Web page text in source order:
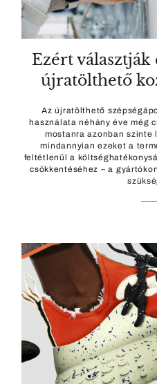
Ezért
újratölthető
Az újratölthető
használata néhány éve még
mostanra azonban
mindannyian ezeket a
feltétlenül a
csökkentéséhez – a